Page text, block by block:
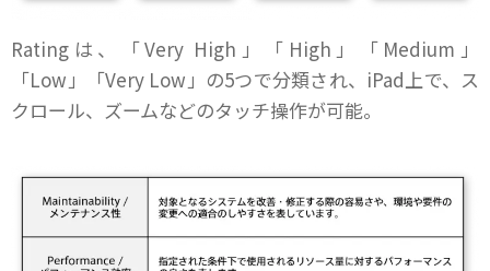
Ratingは、「Very High」「High」「Medium」
「Low」「Very Low」の5つで分類され、iPad上で、ス
クロール、ズームなどのタッチ操作が可能。